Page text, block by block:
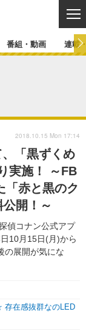
マンガ
イベント
コスプレ
カバー
連載一覧
ラジオ
コラム
番組・動画 連載
、「黒ずくめ
実施！ ～FB
「赤と黒のク
開！～
偵コナン公式アプ
10月15日(月)から
展開が気にな
存在感抜群なのLED
2018.10.15 Mon 17:14